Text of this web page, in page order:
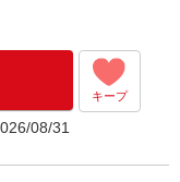
キープ
08/31